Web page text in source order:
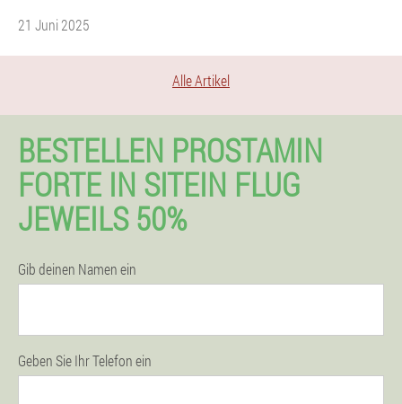
21 Juni 2025
Alle Artikel
BESTELLEN PROSTAMIN
FORTE IN SITEIN FLUG
JEWEILS 50%
Gib deinen Namen ein
Geben Sie Ihr Telefon ein